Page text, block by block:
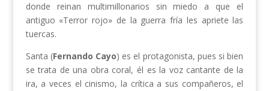
donde reinan multimillonarios sin miedo a que el
antiguo «Terror rojo» de la guerra fría les apriete las
tuercas.
Santa (Fernando Cayo) es el protagonista, pues si bien
se trata de una obra coral, él es la voz cantante de la
ira, a veces el cinismo, la crítica a sus compañeros, el